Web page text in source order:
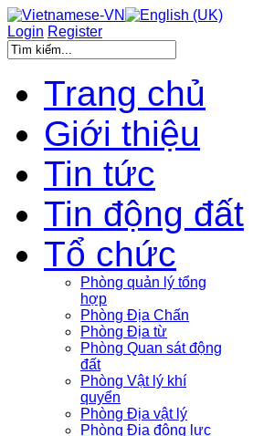
Login Register
Trang chủ
Giới thiệu
Tin tức
Tin động đất
Tổ chức
Phòng quản lý tổng
hợp
Phòng Địa Chấn
Phòng Địa từ
Phòng Quan sát động
đất
Phòng Vật lý khí
quyển
Phòng Địa vật lý
Phòng Địa động lực